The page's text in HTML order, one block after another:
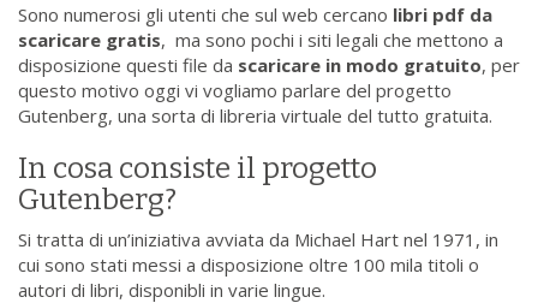
a
v
n
Sono numerosi gli utenti che sul web cercano libri pdf da
scaricare gratis, ma sono pochi i siti legali che mettono a
disposizione questi file da scaricare in modo gratuito, per
questo motivo oggi vi vogliamo parlare del progetto
Gutenberg, una sorta di libreria virtuale del tutto gratuita.
In cosa consiste il progetto
Gutenberg?
Si tratta di un’iniziativa avviata da Michael Hart nel 1971, in
cui sono stati messi a disposizione oltre 100 mila titoli o
autori di libri, disponibli in varie lingue.